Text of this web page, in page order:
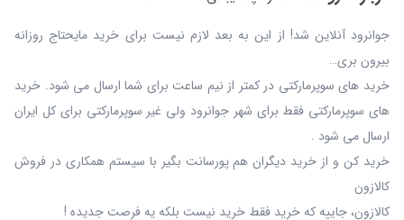
جوانرود آنلاین شد! از این به بعد لازم نیست برای خرید مایحتاج روزانه
بیرون بری…
خرید های سوپرمارکتی در کمتر از نیم ساعت برای شما ارسال می شود. خرید
های سوپرمارکتی فقط برای شهر جوانرود ولی غیر سوپرمارکتی برای کل ایران
ارسال می شود .
خرید کن و از خرید دیگران هم پورسانت بگیر با سیستم همکاری در فروش
کالازون
کالازون، جاییه که خرید فقط خرید نیست بلکه یه فرصت جدیده !